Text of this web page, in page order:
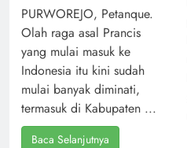
PURWOREJO, Petanque.
Olah raga asal Prancis
yang mulai masuk ke
Indonesia itu kini sudah
mulai banyak diminati,
termasuk di Kabupaten ...
Baca Selanjutnya